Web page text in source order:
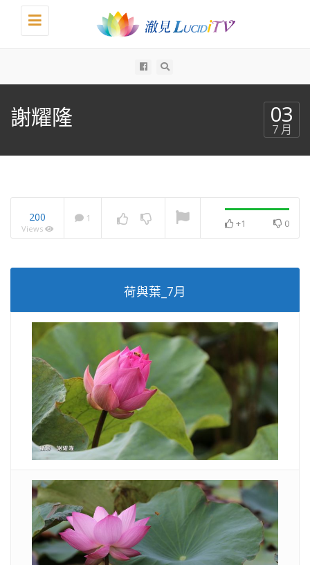
Toggle
navigation
謝耀隆 03
7 月
200
Views
1 +1 0
荷與葉_7月